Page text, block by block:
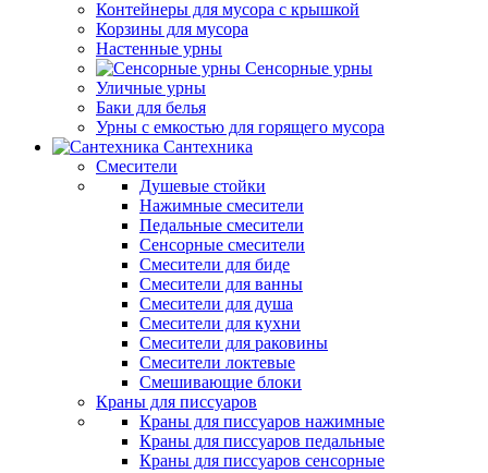
Контейнеры для мусора с крышкой
Корзины для мусора
Настенные урны
Сенсорные урны
Уличные урны
Баки для белья
Урны с емкостью для горящего мусора
Сантехника
Смесители
Душевые стойки
Нажимные смесители
Педальные смесители
Сенсорные смесители
Смесители для биде
Смесители для ванны
Смесители для душа
Смесители для кухни
Смесители для раковины
Смесители локтевые
Смешивающие блоки
Краны для писсуаров
Краны для писсуаров нажимные
Краны для писсуаров педальные
Краны для писсуаров сенсорные